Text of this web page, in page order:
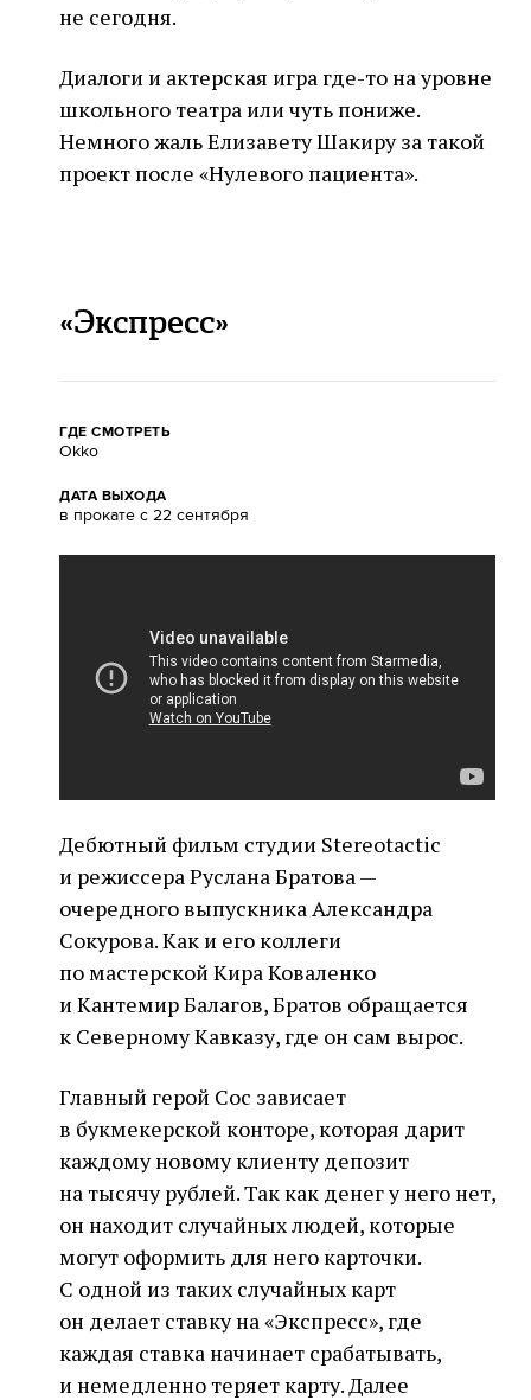
не сегодня.
Диалоги и актерская игра где-то на уровне
школьного театра или чуть пониже.
Немного жаль Елизавету Шакиру за такой
проект после «Нулевого пациента».
«Экспресс»
ГДЕ СМОТРЕТЬ
Okko
ДАТА ВЫХОДА
в прокате с 22 сентября
Дебютный фильм студии Stereotactic
и режиссера Руслана Братова —
очередного выпускника Александра
Сокурова. Как и его коллеги
по мастерской Кира Коваленко
и Кантемир Балагов, Братов обращается
к Северному Кавказу, где он сам вырос.
Главный герой Сос зависает
в букмекерской конторе, которая дарит
каждому новому клиенту депозит
на тысячу рублей. Так как денег у него нет,
он находит случайных людей, которые
могут оформить для него карточки.
С одной из таких случайных карт
он делает ставку на «Экспресс», где
каждая ставка начинает срабатывать,
и немедленно теряет карту. Далее